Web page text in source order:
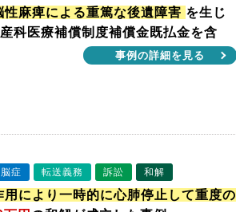
性麻痺による重篤な後遺障害 を生じ
産科医療補償制度補償金既払金を含
事例の詳細を見る
症 転送義務 訴訟 和解
用により一時的に心肺停止して重度の